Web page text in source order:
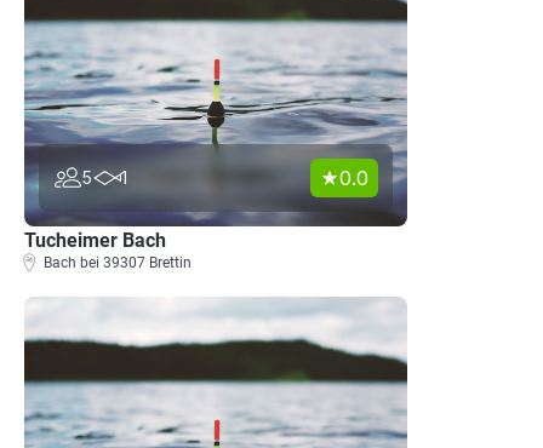
5 1 0.0
Tucheimer Bach
Bach bei 39307 Brettin